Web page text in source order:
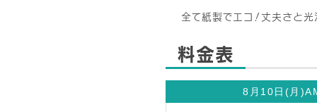
全て紙製でエコ！丈夫さと
料金表
8月10日(月)